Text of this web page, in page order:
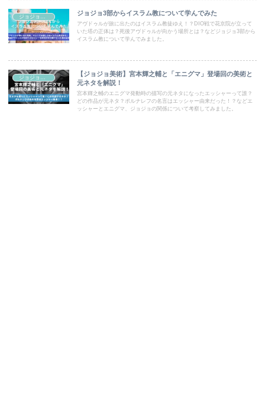
ジョジョコラム
ジョジョ3部からイスラム教について学んでみた
アヴドゥルが旅に出たのはイスラム教徒ゆえ！？DIO戦で花京院が立って
いた塔の正体は？死後アヴドゥルが向かう場所とは？などジョジョ3部から
イスラム教について学んでみました。
ジョジョコラム
【ジョジョ美術】宮本輝之輔と「エニグマ」登場回の美術と
元ネタを解説！
宮本輝之輔のエニグマ発動時の描写の元ネタになったエッシャーって誰？
どの作品が元ネタ？ポルナレフの名言はエッシャー由来だった！？などエ
ッシャーとエニグマ、ジョジョの関係について考察してみました。